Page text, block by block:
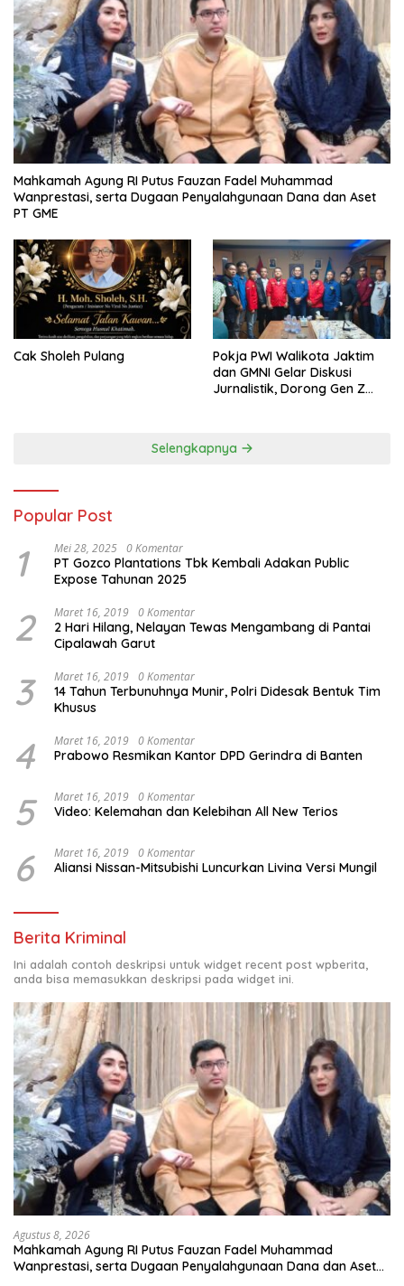
Mahkamah Agung RI Putus Fauzan Fadel Muhammad
Wanprestasi, serta Dugaan Penyalahgunaan Dana dan Aset
PT GME
Cak Sholeh Pulang
Pokja PWI Walikota Jaktim
dan GMNI Gelar Diskusi
Jurnalistik, Dorong Gen Z
Selengkapnya
Popular Post
1 Mei 28, 2025 0 Komentar
PT Gozco Plantations Tbk Kembali Adakan Public
Expose Tahunan 2025
2 Maret 16, 2019 0 Komentar
2 Hari Hilang, Nelayan Tewas Mengambang di Pantai
Cipalawah Garut
3 Maret 16, 2019 0 Komentar
14 Tahun Terbunuhnya Munir, Polri Didesak Bentuk Tim
Khusus
4 Maret 16, 2019 0 Komentar
Prabowo Resmikan Kantor DPD Gerindra di Banten
5 Maret 16, 2019 0 Komentar
Video: Kelemahan dan Kelebihan All New Terios
6 Maret 16, 2019 0 Komentar
Aliansi Nissan-Mitsubishi Luncurkan Livina Versi Mungil
Berita Kriminal
Ini adalah contoh deskripsi untuk widget recent post wpberita,
anda bisa memasukkan deskripsi pada widget ini.
Agustus 8, 2026
Mahkamah Agung RI Putus Fauzan Fadel Muhammad
Wanprestasi, serta Dugaan Penyalahgunaan Dana dan Aset